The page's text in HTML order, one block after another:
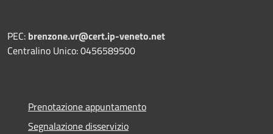
PEC: brenzone.vr@cert.ip-veneto.net
Centralino Unico: 0456589500
Prenotazione appuntamento
Segnalazione disservizio